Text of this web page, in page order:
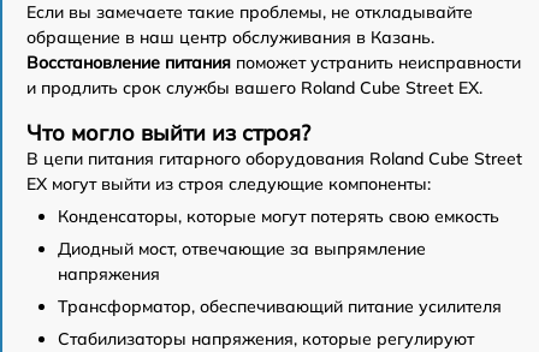
Если вы замечаете такие проблемы, не откладывайте
обращение в наш центр обслуживания в Казань.
Восстановление питания поможет устранить неисправности
и продлить срок службы вашего Roland Cube Street EX.
Что могло выйти из строя?
В цепи питания гитарного оборудования Roland Cube Street
EX могут выйти из строя следующие компоненты:
Конденсаторы, которые могут потерять свою емкость
Диодный мост, отвечающие за выпрямление
напряжения
Трансформатор, обеспечивающий питание усилителя
Стабилизаторы напряжения, которые регулируют